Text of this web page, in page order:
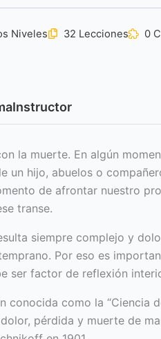
Niveles 32 Lecciones 0
Instructor
la muerte. En algún
un hijo, abuelos o
de afrontar nuestro
transe.
siempre complejo y
Por eso es
ser factor de reflexión
conocida como la “Ciencia
pérdida y muerte de